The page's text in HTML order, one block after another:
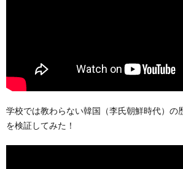
学校では教わらない韓国（李氏朝鮮時代）の
を検証してみた！